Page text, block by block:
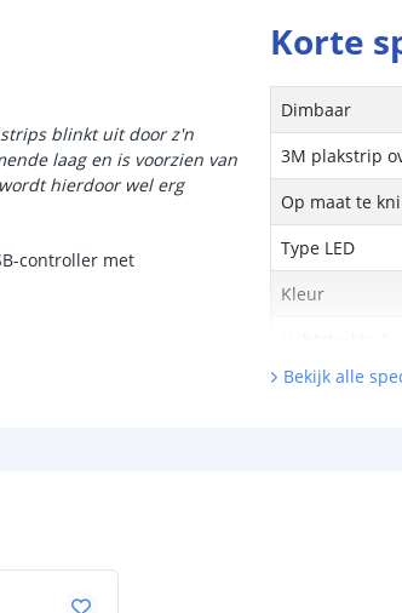
blinkt uit door z'n
laag en is voorzien van
hierdoor wel erg
controller met
Korte
Dimbaar
3M plakstrip
Op maat te
Type LED
Kleur
Aantal LED's
Bekijk alle